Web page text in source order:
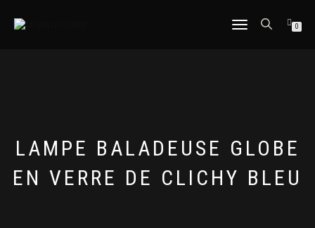
DÉPLIER
0
LAMPE BALADEUSE GLOBE
EN VERRE DE CLICHY BLEU